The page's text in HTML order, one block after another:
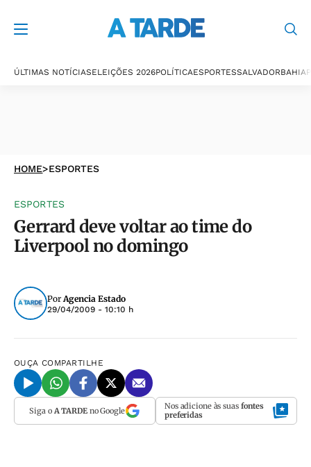
ÚLTIMAS NOTÍCIASELEIÇÕES 2026POLÍTICAESPORTESSALVADORBAHIA
HOME>ESPORTES
ESPORTES
Gerrard deve voltar ao time do
Liverpool no domingo
PorAgencia Estado
29/04/2009 - 10:10 h
OUÇA COMPARTILHE
Siga o A TARDEno Google Nos adicione às suas fontes
preferidas